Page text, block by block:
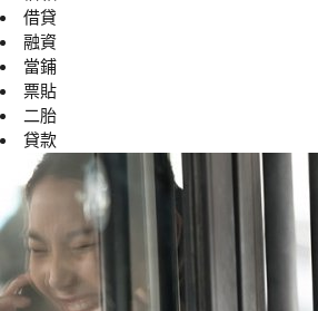
借貸
融資
當鋪
票貼
二胎
貸款